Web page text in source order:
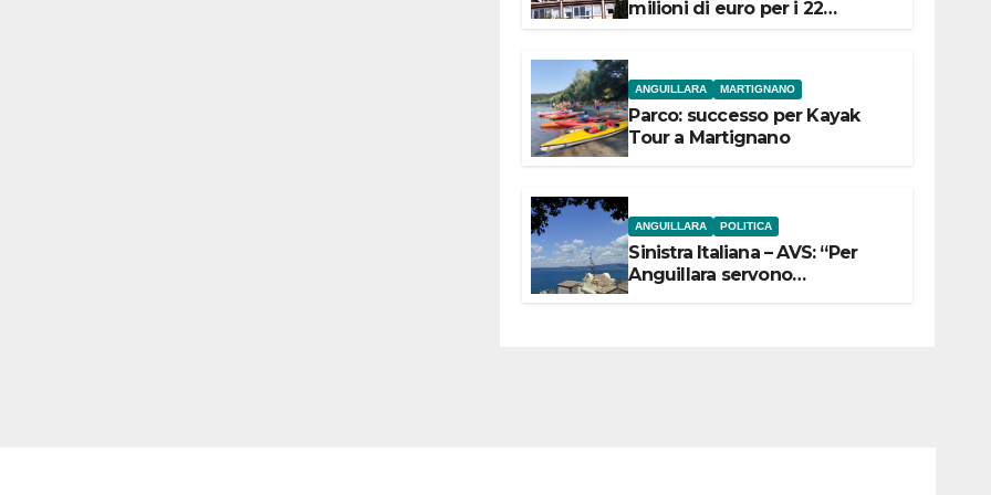
milioni di euro per i 22
ANGUILLARA MARTIGNANO
Parco: successo per Kayak
Tour a Martignano
ANGUILLARA POLITICA
Sinistra Italiana – AVS: “Per
Anguillara servono